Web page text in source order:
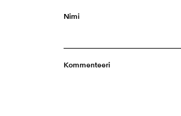
Nimi
Kommenteeri